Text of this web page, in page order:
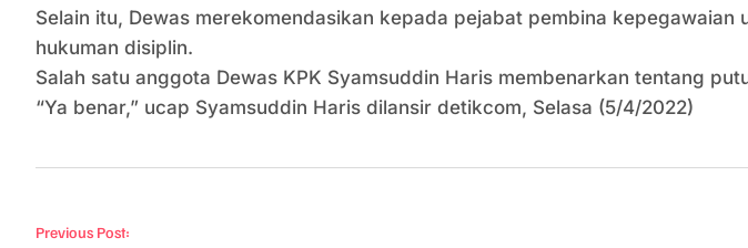
Selain itu, Dewas merekomendasikan kepada pejabat pembina
hukuman disiplin.
Salah satu anggota Dewas KPK Syamsuddin Haris membenarkan tentang
“Ya benar,” ucap Syamsuddin Haris dilansir detikcom, Selasa (5/4/2022)
Navigasi pos
Previous Post: